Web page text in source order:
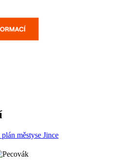
městyse Jince